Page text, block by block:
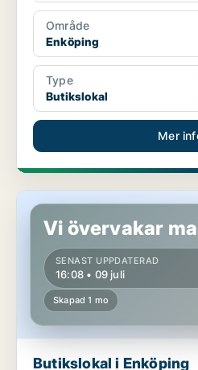
Område
Enköping
Type
Butikslokal
Mer
Butikslokal i Enköping
Vi övervakar
SENAST UPPDATERAD
16:08 • 09 juli
Skapad 1 mo
Butikslokal i Enköping